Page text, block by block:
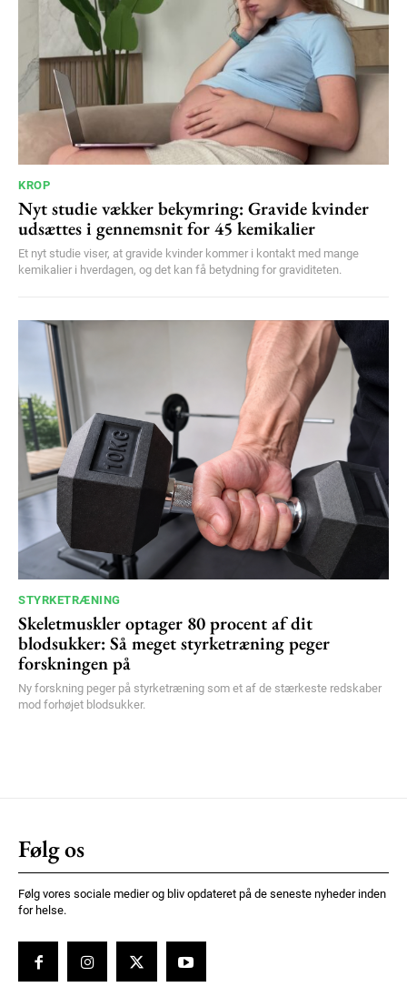
KROP
Nyt studie vækker bekymring: Gravide kvinder
udsættes i gennemsnit for 45 kemikalier
Et nyt studie viser, at gravide kvinder kommer i kontakt med mange
kemikalier i hverdagen, og det kan få betydning for graviditeten.
STYRKETRÆNING
Skeletmuskler optager 80 procent af dit
blodsukker: Så meget styrketræning peger
forskningen på
Ny forskning peger på styrketræning som et af de stærkeste redskaber
mod forhøjet blodsukker.
Følg os
Følg vores sociale medier og bliv opdateret på de seneste nyheder inden
for helse.